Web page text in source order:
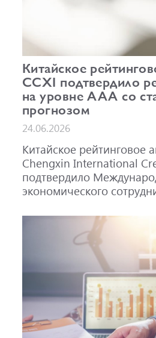
Китайское
CCXI подтвердило
на уровне AAA со
прогнозом
24.06.2026
Китайское рейтинговое
Chengxin International
подтвердило
экономического
прогнозом.